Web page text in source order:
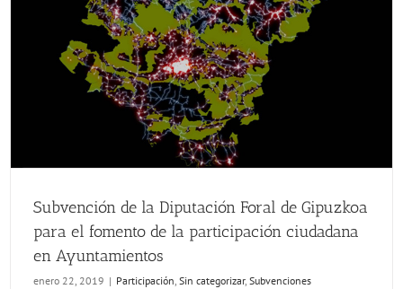
Subvención de la Diputación Foral de Gipuzkoa
para el fomento de la participación ciudadana
en Ayuntamientos
enero 22, 2019 | Participación,Sin categorizar,Subvenciones